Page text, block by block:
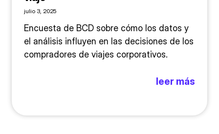
julio 3, 2025
Encuesta de BCD sobre cómo los datos y
el análisis influyen en las decisiones de los
compradores de viajes corporativos.
leer más